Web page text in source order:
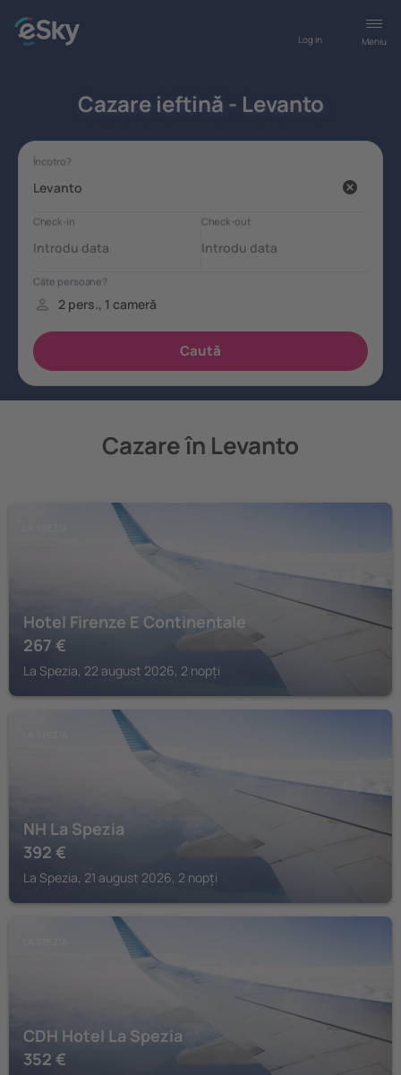
Meniu
Log in
Cazare ieftină - Levanto
Cazare în Levanto
Hotel Firenze E Continentale
267 €
La Spezia, 22 august 2026, 2 nopți
NH La Spezia
392 €
La Spezia, 21 august 2026, 2 nopți
CDH Hotel La Spezia
352 €